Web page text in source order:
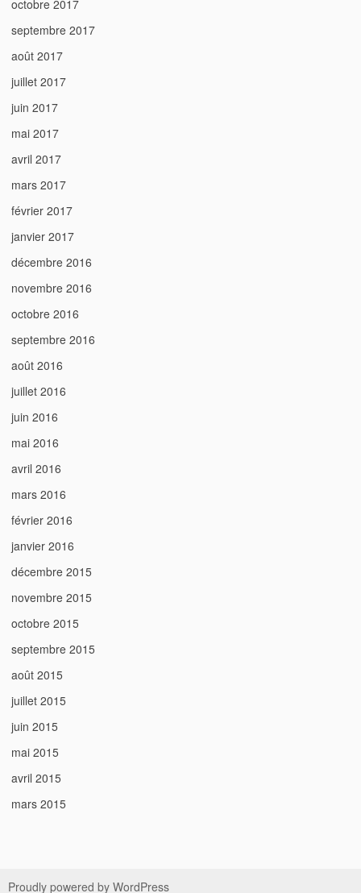
octobre 2017
septembre 2017
août 2017
juillet 2017
juin 2017
mai 2017
avril 2017
mars 2017
février 2017
janvier 2017
décembre 2016
novembre 2016
octobre 2016
septembre 2016
août 2016
juillet 2016
juin 2016
mai 2016
avril 2016
mars 2016
février 2016
janvier 2016
décembre 2015
novembre 2015
octobre 2015
septembre 2015
août 2015
juillet 2015
juin 2015
mai 2015
avril 2015
mars 2015
Proudly powered by WordPress